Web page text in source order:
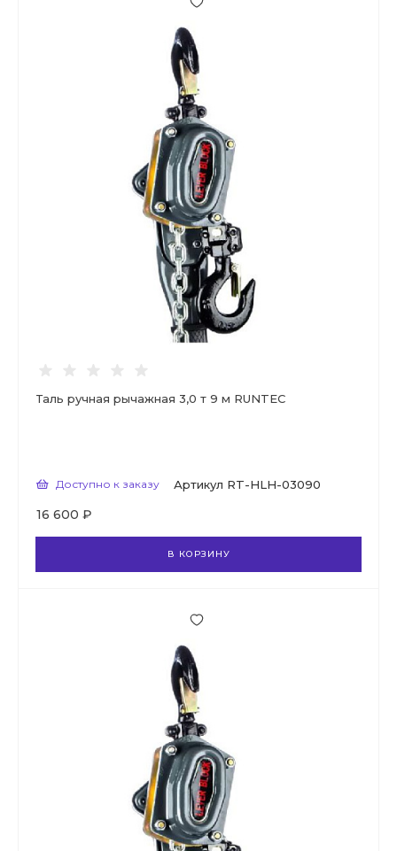
Таль ручная рычажная 3,0 т 9 м RUNTEC
Доступно к заказу Артикул RT-HLH-03090
16 600 ₽
В КОРЗИНУ